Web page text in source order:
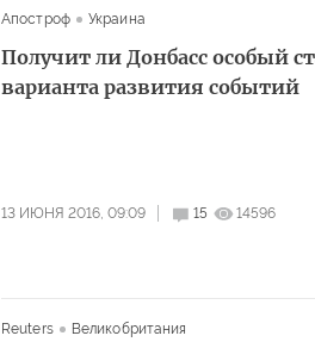
Апостроф Украина
Получит ли Донбасс особый
варианта развития событий
13 ИЮНЯ 2016, 09:09 15 14596
Reuters Великобритания